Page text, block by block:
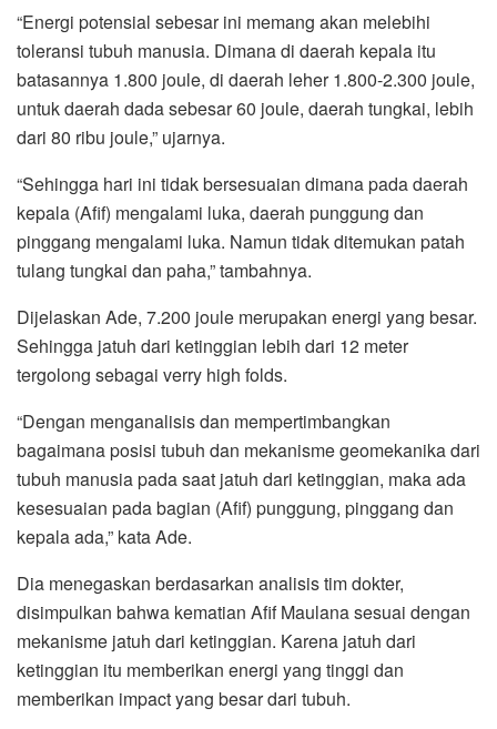
“Energi potensial sebesar ini memang akan melebihi
toleransi tubuh manusia. Dimana di daerah kepala itu
batasannya 1.800 joule, di daerah leher 1.800-2.300 joule,
untuk daerah dada sebesar 60 joule, daerah tungkai, lebih
dari 80 ribu joule,” ujarnya.
“Sehingga hari ini tidak bersesuaian dimana pada daerah
kepala (Afif) mengalami luka, daerah punggung dan
pinggang mengalami luka. Namun tidak ditemukan patah
tulang tungkai dan paha,” tambahnya.
Dijelaskan Ade, 7.200 joule merupakan energi yang besar.
Sehingga jatuh dari ketinggian lebih dari 12 meter
tergolong sebagai verry high folds.
“Dengan menganalisis dan mempertimbangkan
bagaimana posisi tubuh dan mekanisme geomekanika dari
tubuh manusia pada saat jatuh dari ketinggian, maka ada
kesesuaian pada bagian (Afif) punggung, pinggang dan
kepala ada,” kata Ade.
Dia menegaskan berdasarkan analisis tim dokter,
disimpulkan bahwa kematian Afif Maulana sesuai dengan
mekanisme jatuh dari ketinggian. Karena jatuh dari
ketinggian itu memberikan energi yang tinggi dan
memberikan impact yang besar dari tubuh.